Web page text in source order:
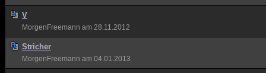
V
MorgenFreemann am 28.11.2012
Stricher
MorgenFreemann am 04.01.2013